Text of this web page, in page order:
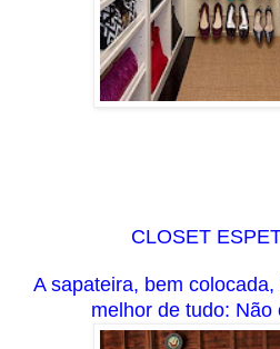
CLOSET
A sapateira, bem
melhor de tudo: Não